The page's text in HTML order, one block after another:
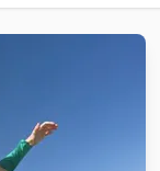
formater korrekt.
kan være overvældende,
beslutning for dit hjem
men også at
setup ikke kun